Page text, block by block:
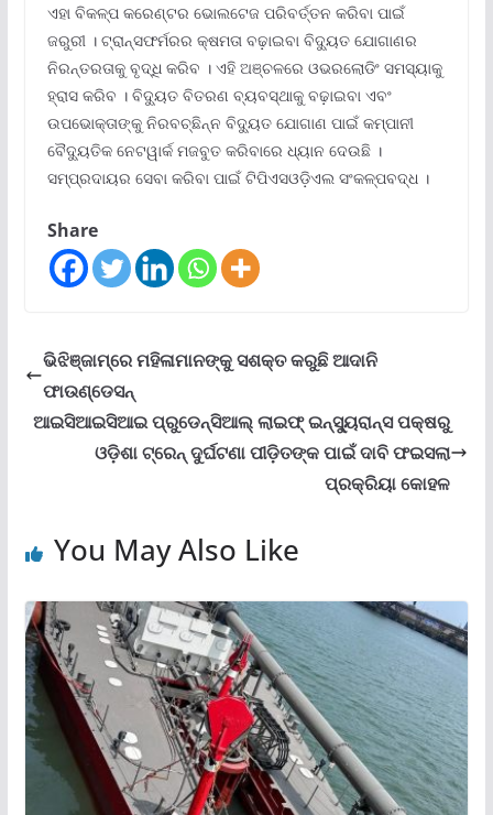
ଏହା ବିକଳ୍ପ କରେଣ୍ଟର ଭୋଲଟେଜ ପରିବର୍ତ୍ତନ କରିବା ପାଇଁ
ଜରୁରୀ । ଟ୍ରାନ୍ସଫର୍ମରର କ୍ଷମତା ବଢ଼ାଇବା ବିଦ୍ୟୁତ ଯୋଗାଣର
ନିରନ୍ତରତାକୁ ବୃଦ୍ଧି କରିବ । ଏହି ଅଞ୍ଚଳରେ ଓଭରଲୋଡିଂ ସମସ୍ୟାକୁ
ହ୍ରାସ କରିବ । ବିଦ୍ୟୁତ ବିତରଣ ବ୍ୟବସ୍ଥାକୁ ବଢ଼ାଇବା ଏବଂ
ଉପଭୋକ୍ତାଙ୍କୁ ନିରବଚ୍ଛିନ୍ନ ବିଦ୍ୟୁତ ଯୋଗାଣ ପାଇଁ କମ୍ପାନୀ
ବୈଦ୍ୟୁତିକ ନେଟୱାର୍କ ମଜବୁତ କରିବାରେ ଧ୍ୟାନ ଦେଉଛି ।
ସମ୍ପ୍ରଦାୟର ସେବା କରିବା ପାଇଁ ଟିପିଏସଓଡି଼ଏଲ ସଂକଳ୍ପବଦ୍ଧ ।
Share
ଭିଝିଞ୍ଜାମ୍‌ରେ ମହିଳାମାନଙ୍କୁ ସଶକ୍ତ କରୁଛି ଆଦାନି
ଫାଉଣ୍ଡେସନ୍‌
ଆଇସିଆଇସିଆଇ ପ୍ରୁଡେନ୍ସିଆଲ୍ ଲାଇଫ୍ ଇନ୍‌ସ୍ୟୁରାନ୍ସ ପକ୍ଷରୁ
ଓଡ଼ିଶା ଟ୍ରେନ୍ ଦୁର୍ଘଟଣା ପୀଡ଼ିତଙ୍କ ପାଇଁ ଦାବି ଫଇସଲା
ପ୍ରକ୍ରିୟା କୋହଳ
You May Also Like